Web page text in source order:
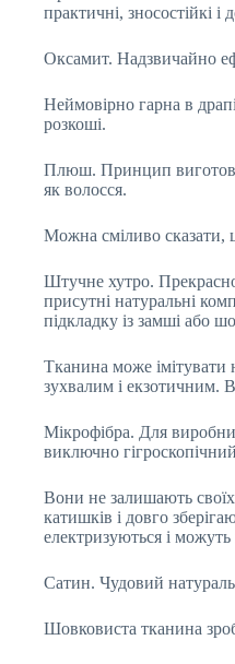
практичні, зносостійкі і
Оксамит. Надзвичайно
Неймовірно гарна в
розкоші.
Плюш. Принцип
як волосся.
Можна сміливо сказати,
Штучне хутро. Прекрасно
присутні натуральні
підкладку із замші або
Тканина може імітувати
зухвалим і екзотичним.
Мікрофібра. Для
виключно
Вони не залишають
катишків і довго
електризуються і можуть
Сатин. Чудовий
Шовковиста тканина